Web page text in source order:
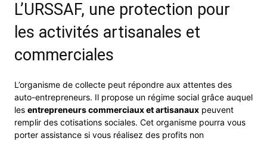
L’URSSAF, une protection pour
les activités artisanales et
commerciales
L’organisme de collecte peut répondre aux attentes des
auto-entrepreneurs. Il propose un régime social grâce auquel
les entrepreneurs commerciaux et artisanaux peuvent
remplir des cotisations sociales. Cet organisme pourra vous
porter assistance si vous réalisez des profits non